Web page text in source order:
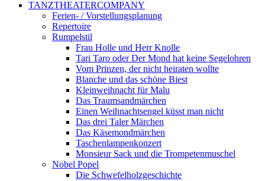
TANZTHEATERCOMPANY
Ferien- / Vorstellungsplanung
Repertoire
Rumpelstil
Frau Holle und Herr Knolle
Tari Taro oder Der Mond hat keine Segelohren
Vom Prinzen, der nicht heiraten wollte
Blanche und das schöne Biest
Kleinweihnacht für Malu
Das Traumsandmärchen
Einen Weihnachtsengel küsst man nicht
Das drei Taler Märchen
Das Käsemondmärchen
Taschenlampenkonzert
Monsieur Sack und die Trompetenmuschel
Nobel Popel
Die Schwefelholzgeschichte